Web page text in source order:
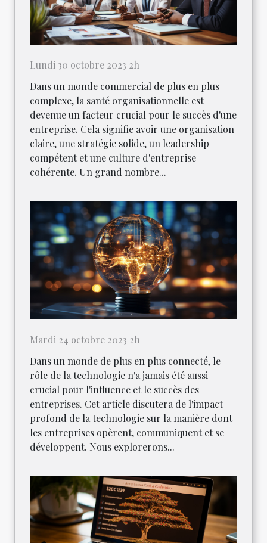
Lundi 30 octobre 2023 2h
Dans un monde commercial de plus en plus
complexe, la santé organisationnelle est
devenue un facteur crucial pour le succès d'une
entreprise. Cela signifie avoir une organisation
claire, une stratégie solide, un leadership
compétent et une culture d'entreprise
cohérente. Un grand nombre...
Mardi 24 octobre 2023 2h
Dans un monde de plus en plus connecté, le
rôle de la technologie n'a jamais été aussi
crucial pour l'influence et le succès des
entreprises. Cet article discutera de l'impact
profond de la technologie sur la manière dont
les entreprises opèrent, communiquent et se
développent. Nous explorerons...